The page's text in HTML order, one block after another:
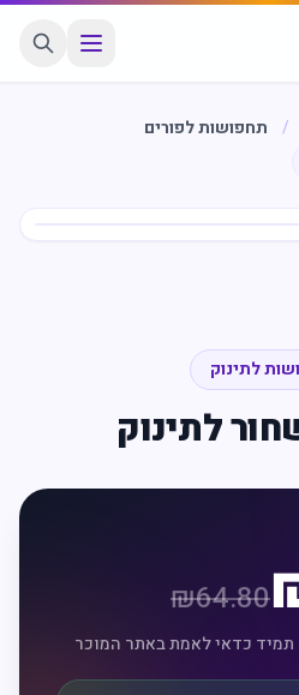
/
תחפושות לפורים
לתינוק
לתינוק
₪64.80
תמיד כדאי לאמת באתר המוכר